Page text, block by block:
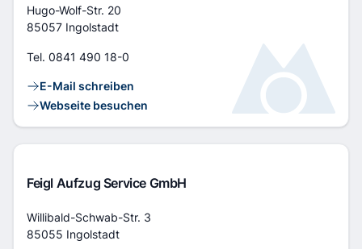
Adresse
Hugo-Wolf-Str. 20
85057 Ingolstadt
Tel. 0841 490 18-0
Kontaktlinks
E-Mail schreiben
Webseite besuchen
Feigl Aufzug Service GmbH
Adresse
Willibald-Schwab-Str. 3
85055 Ingolstadt